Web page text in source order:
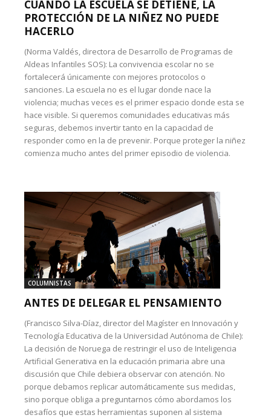
CUANDO LA ESCUELA SE DETIENE, LA
PROTECCIÓN DE LA NIÑEZ NO PUEDE
HACERLO
(Norma Valdés, directora de Desarrollo de Programas de
Aldeas Infantiles SOS): La convivencia escolar no se
fortalecerá únicamente con mejores protocolos o
sanciones. La escuela no es el lugar donde nace la
violencia; muchas veces es el primer espacio donde esta se
hace visible. Si queremos comunidades educativas más
seguras, debemos invertir tanto en la capacidad de
responder como en la de prevenir. Porque proteger la niñez
comienza mucho antes del primer episodio de violencia.
COLUMNISTAS
ANTES DE DELEGAR EL PENSAMIENTO
(Francisco Silva-Díaz, director del Magíster en Innovación y
Tecnología Educativa de la Universidad Autónoma de Chile):
La decisión de Noruega de restringir el uso de Inteligencia
Artificial Generativa en la educación primaria abre una
discusión que Chile debiera observar con atención. No
porque debamos replicar automáticamente sus medidas,
sino porque obliga a preguntarnos cómo abordamos los
desafíos que estas herramientas suponen al sistema